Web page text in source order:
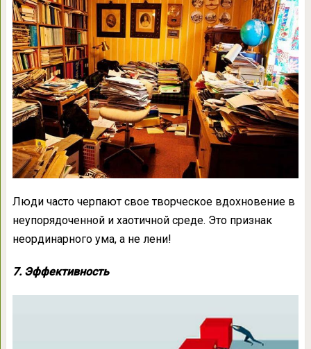
Люди часто черпают свое творческое вдохновение в
неупорядоченной и хаотичной среде. Это признак
неординарного ума, а не лени!
7. Эффективность